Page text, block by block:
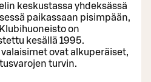
keskustassa yhdeksässä
paikassaan pisimpään,
on
kesällä 1995.
ovat alkuperäiset,
turvin.